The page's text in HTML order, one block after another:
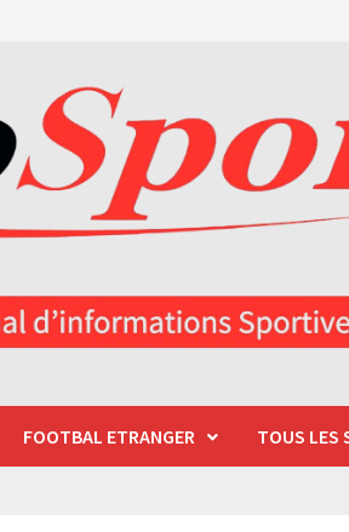
FOOTBAL ETRANGER TOUS LES